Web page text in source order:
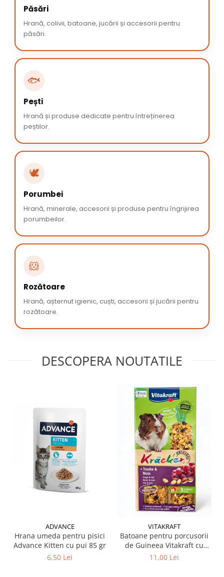
Păsări
Hrană, colivii, batoane, jucării și accesorii pentru
păsări.
🐟
Pești
Hrană și produse dedicate pentru întreținerea
peștilor.
🕊️
Porumbei
Hrană, minerale, accesorii și produse pentru îngrijirea
porumbeilor.
🐹
Rozătoare
Hrană, așternut igienic, cuști, accesorii și jucării pentru
rozătoare.
DESCOPERA NOUTATILE
ADVANCE
Hrana umeda pentru pisici
Advance Kitten cu pui 85 gr
6,50 Lei
VITAKRAFT
Batoane pentru porcusorii
de Guineea Vitakraft cu
struguri & nuci 2 buc
11,00 Lei